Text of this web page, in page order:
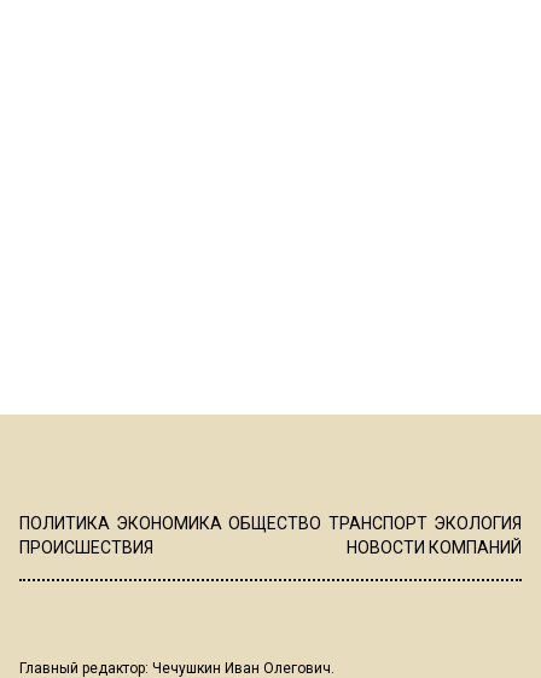
ПОЛИТИКА ЭКОНОМИКА ОБЩЕСТВО ТРАНСПОРТ ЭКОЛОГИЯ
ПРОИСШЕСТВИЯ
НОВОСТИ КОМПАНИЙ
Главный редактор: Чечушкин Иван Олегович.